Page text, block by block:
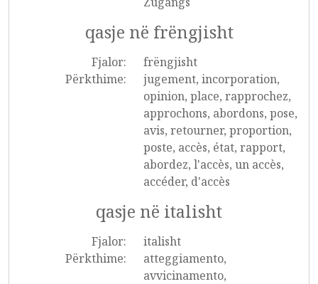
qasje në frëngjisht
Fjalor:
frëngjisht
Përkthime:
jugement, incorporation,
opinion, place, rapprochez,
approchons, abordons, pose,
avis, retourner, proportion,
poste, accès, état, rapport,
abordez, l'accès, un accès,
accéder, d'accès
qasje në italisht
Fjalor:
italisht
Përkthime:
atteggiamento,
avvicinamento,